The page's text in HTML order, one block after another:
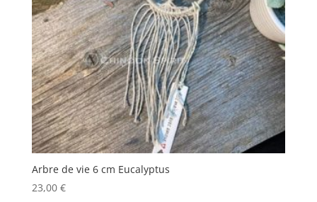
Arbre de vie 6 cm Eucalyptus
23,00 €